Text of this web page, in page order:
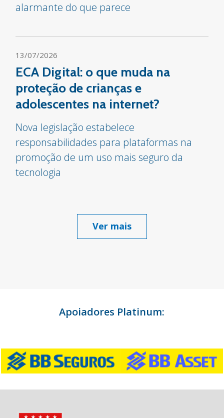
alarmante do que parece
13/07/2026
ECA Digital: o que muda na
proteção de crianças e
adolescentes na internet?
Nova legislação estabelece
responsabilidades para plataformas na
promoção de um uso mais seguro da
tecnologia
Ver mais
Apoiadores Platinum: